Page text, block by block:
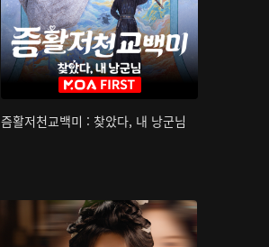
즘활저천교백미 : 찾았다, 내 낭군님